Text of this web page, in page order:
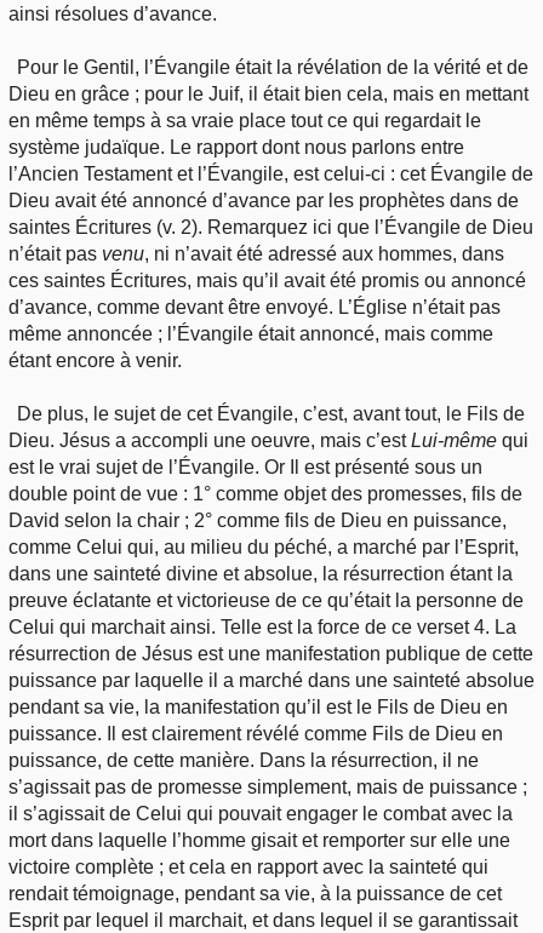
ainsi résolues d’avance.
Pour le Gentil, l’Évangile était la révélation de la vérité et de
Dieu en grâce ; pour le Juif, il était bien cela, mais en mettant
en même temps à sa vraie place tout ce qui regardait le
système judaïque. Le rapport dont nous parlons entre
l’Ancien Testament et l’Évangile, est celui-ci : cet Évangile de
Dieu avait été annoncé d’avance par les prophètes dans de
saintes Écritures (v. 2). Remarquez ici que l’Évangile de Dieu
n’était pas venu, ni n’avait été adressé aux hommes, dans
ces saintes Écritures, mais qu’il avait été promis ou annoncé
d’avance, comme devant être envoyé. L’Église n’était pas
même annoncée ; l’Évangile était annoncé, mais comme
étant encore à venir.
De plus, le sujet de cet Évangile, c’est, avant tout, le Fils de
Dieu. Jésus a accompli une oeuvre, mais c’estLui-même qui
est le vrai sujet de l’Évangile. Or Il est présenté sous un
double point de vue : 1° comme objet des promesses, fils de
David selon la chair ; 2° comme fils de Dieu en puissance,
comme Celui qui, au milieu du péché, a marché par l’Esprit,
dans une sainteté divine et absolue, la résurrection étant la
preuve éclatante et victorieuse de ce qu’était la personne de
Celui qui marchait ainsi. Telle est la force de ce verset 4. La
résurrection de Jésus est une manifestation publique de cette
puissance par laquelle il a marché dans une sainteté absolue
pendant sa vie, la manifestation qu’il est le Fils de Dieu en
puissance. Il est clairement révélé comme Fils de Dieu en
puissance, de cette manière. Dans la résurrection, il ne
s’agissait pas de promesse simplement, mais de puissance ;
il s’agissait de Celui qui pouvait engager le combat avec la
mort dans laquelle l’homme gisait et remporter sur elle une
victoire complète ; et cela en rapport avec la sainteté qui
rendait témoignage, pendant sa vie, à la puissance de cet
Esprit par lequel il marchait, et dans lequel il se garantissait